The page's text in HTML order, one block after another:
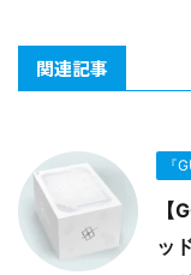
関連記事
『
【
ッ